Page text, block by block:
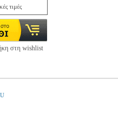
τιμές
στη wishlist